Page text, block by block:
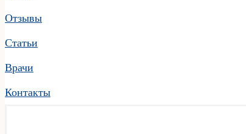
Отзывы
Статьи
Врачи
Контакты